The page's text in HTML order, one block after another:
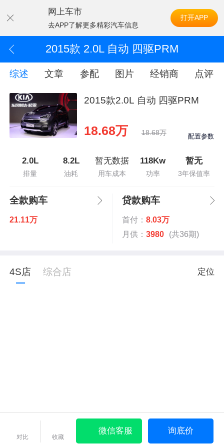
网上车市
去APP了解更多精彩汽车信息
打开APP
2015款 2.0L 自动 四驱PRM
综述 文章 参配 图片 经销商 点评
2015款2.0L 自动 四驱PRM
18.68万 18.68万 配置参数
2.0L
排量
8.2L
油耗
暂无数据
用车成本
118Kw
功率
暂无
3年保值率
全款购车
21.11万
贷款购车
首付： 8.03万
月供： 3980 (共36期)
4S店 综合店 定位
对比 收藏
微信客服 询底价